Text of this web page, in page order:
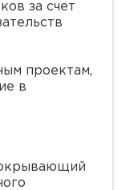
за счет
проектам,
в